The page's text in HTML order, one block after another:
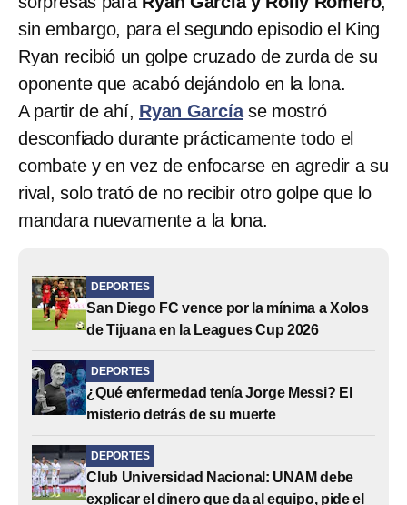
sin embargo, para el segundo episodio el King
Ryan recibió un golpe cruzado de zurda de su
oponente que acabó dejándolo en la lona.
A partir de ahí, Ryan Garcíase mostró
desconfiado durante prácticamente todo el
combate y en vez de enfocarse en agredir a su
rival, solo trató de no recibir otro golpe que lo
mandara nuevamente a la lona.
DEPORTES
San Diego FC vence por la mínima a Xolos
de Tijuana en la Leagues Cup 2026
DEPORTES
¿Qué enfermedad tenía Jorge Messi? El
misterio detrás de su muerte
DEPORTES
Club Universidad Nacional: UNAM debe
explicar el dinero que da al equipo, pide el